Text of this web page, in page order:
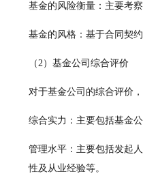
基金的风险衡量：主要考
基金的风格：基于合同契
（2）基金公司综合评价
对于基金公司的综合评价
综合实力：主要包括基金
管理水平：主要包括发起
性及从业经验等。